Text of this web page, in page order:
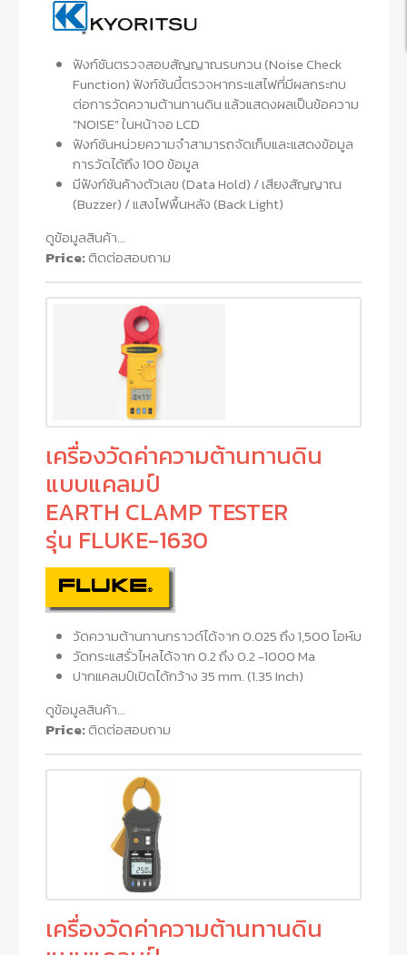
ฟังก์ชันตรวจสอบสัญญาณรบกวน (Noise Check
Function) ฟังก์ชันนี้ตรวจหากระแสไฟที่มีผลกระทบ
ต่อการวัดความต้านทานดิน แล้วแสดงผลเป็นข้อความ
"NOISE" ในหน้าจอ LCD
ฟังก์ชันหน่วยความจำสามารถจัดเก็บและแสดงข้อมูล
การวัดได้ถึง 100 ข้อมูล
มีฟังก์ชันค้างตัวเลข (Data Hold) / เสียงสัญญาณ
(Buzzer) / แสงไฟพื้นหลัง (Back Light)
ดูข้อมูลสินค้า...
Price: ติดต่อสอบถาม
เครื่องวัดค่าความต้านทานดิน
แบบแคลมป์
EARTH CLAMP TESTER
รุ่น FLUKE-1630
วัดความต้านทานกราวด์ได้จาก 0.025 ถึง 1,500 โอห์ม
วัดกระแสรั่วไหลได้จาก 0.2 ถึง 0.2 -1000 Ma
ปากแคลมป์เปิดได้กว้าง 35 mm. (1.35 Inch)
ดูข้อมูลสินค้า...
Price: ติดต่อสอบถาม
เครื่องวัดค่าความต้านทานดิน